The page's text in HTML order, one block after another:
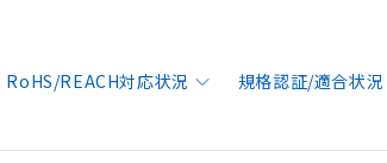
RoHS/REACH対応状況 規格認証/適合状況